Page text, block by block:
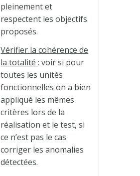
pleinement et
respectent les objectifs
proposés.
Vérifier la cohérence de
la totalité: voir si pour
toutes les unités
fonctionnelles on a bien
appliqué les mêmes
critères lors de la
réalisation et le test, si
ce n’est pas le cas
corriger les anomalies
détectées.